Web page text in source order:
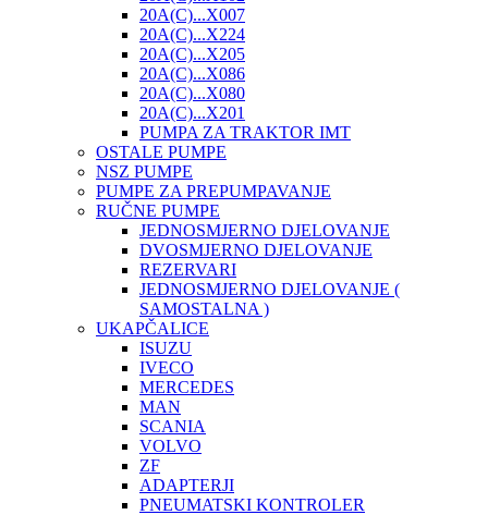
20A(C)...X007
20A(C)...X224
20A(C)...X205
20A(C)...X086
20A(C)...X080
20A(C)...X201
PUMPA ZA TRAKTOR IMT
OSTALE PUMPE
NSZ PUMPE
PUMPE ZA PREPUMPAVANJE
RUČNE PUMPE
JEDNOSMJERNO DJELOVANJE
DVOSMJERNO DJELOVANJE
REZERVARI
JEDNOSMJERNO DJELOVANJE (
SAMOSTALNA )
UKAPČALICE
ISUZU
IVECO
MERCEDES
MAN
SCANIA
VOLVO
ZF
ADAPTERJI
PNEUMATSKI KONTROLER